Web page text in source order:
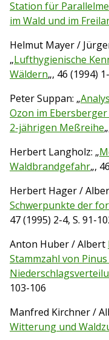
Station für
im Wald und im
Helmut Mayer /
„Lufthygienische
Wäldern„, 46 (1994)
Peter Suppan: „
Ozon im
2-jährigen Meßreihe
Herbert Langholz: „
Waldbrandgefahr„,
Herbert Hager /
Schwerpunkte der
47 (1995) 2-4, S. 91-
Anton Huber / Albert
Stammzahl von
103-106
Manfred Kirchner /
Witterung und